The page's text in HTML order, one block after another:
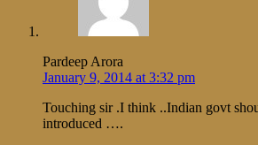
Pardeep Arora
January 9, 2014 at 3:32 pm
Touching sir .I think ..Indian govt
introduced ….